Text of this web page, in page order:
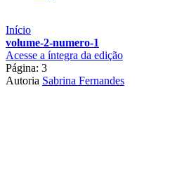
Início
volume-2-numero-1
Acesse a íntegra da edição
Página: 3
Autoria Sabrina Fernandes